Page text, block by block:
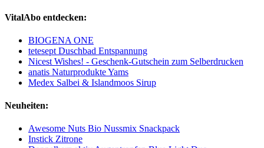
VitalAbo entdecken:
BIOGENA ONE
tetesept Duschbad Entspannung
Nicest Wishes! - Geschenk-Gutschein zum Selberdrucken
anatis Naturprodukte Yams
Medex Salbei & Islandmoos Sirup
Neuheiten:
Awesome Nuts Bio Nussmix Snackpack
Instick Zitrone